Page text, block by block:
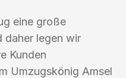
eine große
daher legen wir
Kunden
Umzugskönig Amsel